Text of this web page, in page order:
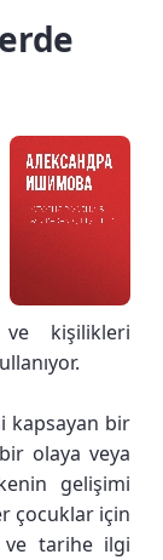
kişilikleri
kapsayan bir
olaya veya
gelişimi
çocuklar için
ve tarihe ilgi